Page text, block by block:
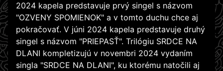
2024 kapela predstavuje prvý singel s názvom
"OZVENY SPOMIENOK" a v tomto duchu chce aj
pokračovať. V júni 2024 kapela predstavuje druhý
singel s názvom "PRIEPASŤ". Trilógiu SRDCE NA
DLANI kompletizujú v novembri 2024 vydaním
singla "SRDCE NA DLANI", ku ktorému natočili aj